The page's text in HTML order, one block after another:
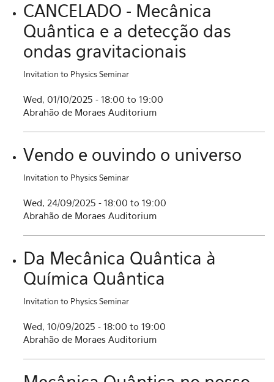
CANCELADO - Mecânica
Quântica e a detecção das
ondas gravitacionais
Invitation to Physics Seminar
Wed, 01/10/2025 - 18:00 to 19:00
Abrahão de Moraes Auditorium
Vendo e ouvindo o universo
Invitation to Physics Seminar
Wed, 24/09/2025 - 18:00 to 19:00
Abrahão de Moraes Auditorium
Da Mecânica Quântica à
Química Quântica
Invitation to Physics Seminar
Wed, 10/09/2025 - 18:00 to 19:00
Abrahão de Moraes Auditorium